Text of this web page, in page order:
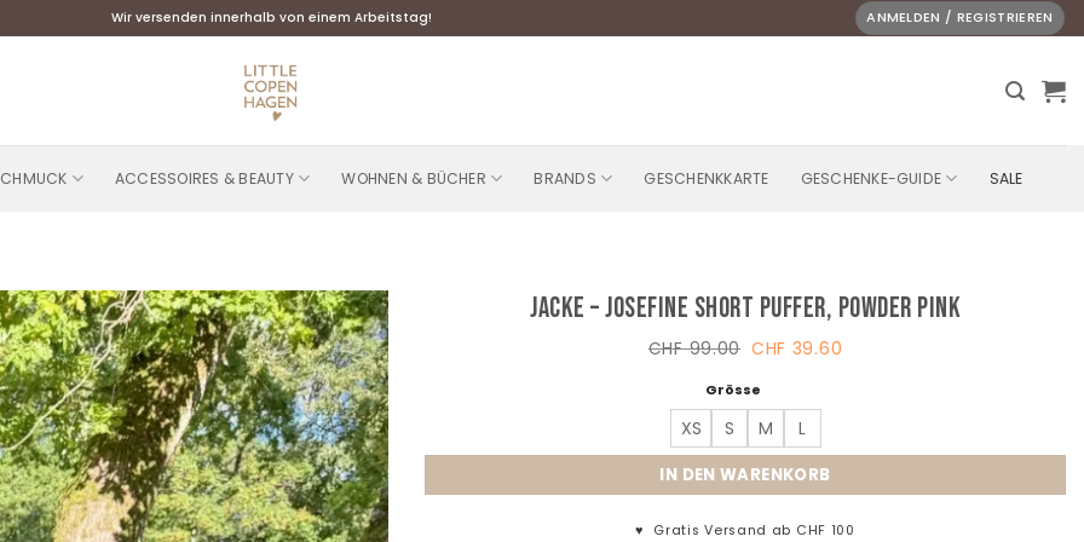
Wir versenden innerhalb von einem Arbeitstag! ANMELDEN / REGISTRIEREN
ACCESSOIRES & BEAUTY WOHNEN & BÜCHER BRANDS GESCHENKKARTE GESCHENKE-GUIDE SALE
Add to
wishlist
Jacke – Josefine Short Puffer, Powder Pink
CHF99.00 Ursprünglicher
CHF 99.00
CHF 39.60
Grösse
XS S M L
IN DEN WARENKORB
♥ Gratis Versand ab CHF 100